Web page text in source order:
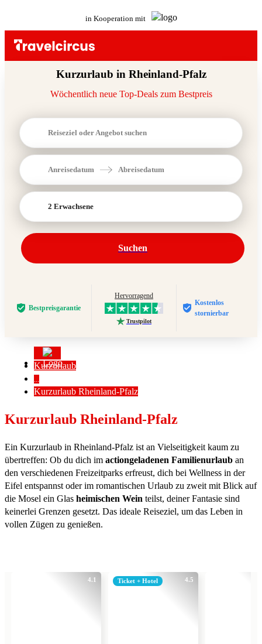
in Kooperation mit
Kurzurlaub in Rheinland-Pfalz
Wöchentlich neue Top-Deals zum Bestpreis
Reiseziel oder Angebot suchen
Anreisedatum Abreisedatum
2 Erwachsene
Suchen
Bestpreis­garantie
Hervorragend
Trustpilot
Kostenlos
stornierbar
Kurzurlaub
...
Kurzurlaub Rheinland-Pfalz
Kurzurlaub Rheinland-Pfalz
Ein Kurzurlaub in Rheinland-Pfalz ist an Vielseitigkeit kaum zu
übertreffen: Ob du dich im actiongeladenen Familienurlaub an
den verschiedenen Freizeitparks erfreust, dich bei Wellness in der
Eifel entspannst oder im romantischen Urlaub zu zweit mit Blick auf
die Mosel ein Glas heimischen Wein teilst, deiner Fantasie sind
keinerlei Grenzen gesetzt. Das ideale Reiseziel, um das Leben in
vollen Zügen zu genießen.
4.1 4.5
Ticket + Hotel